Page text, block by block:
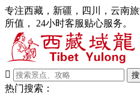
专注西藏，新疆，四川，云南
所值， 24小时客服贴心服务。

热门搜索：